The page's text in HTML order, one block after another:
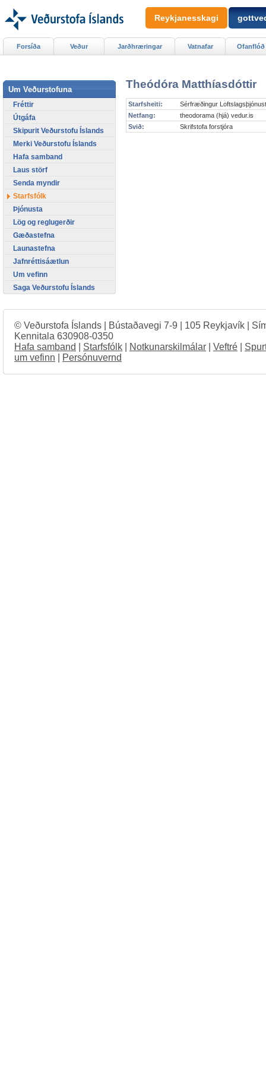
Theódóra Matthíasdóttir
Starfsheiti:
Sérfræðingur
Netfang:
theodorama (hjá) vedur.is
Svið:
Skrifstofa forstjóra
Forsíða Veður Jarðhræringar Vatnafar Ofanflóð
Um Veðurstofuna
Fréttir
Útgáfa
Skipurit Veðurstofu Íslands
Merki Veðurstofu Íslands
Hafa samband
Laus störf
Senda myndir
Starfsfólk
Þjónusta
Lög og reglugerðir
Gæðastefna
Launastefna
Jafnréttisáætlun
Um vefinn
Saga Veðurstofu Íslands
Reykjanesskagi
© Veðurstofa Íslands | Bústaðavegi 7-9 | 105 Reykjavík |
Kennitala 630908-0350
Hafa samband
Starfsfólk Notkunarskilmálar Veftré
um vefinn
Persónuvernd